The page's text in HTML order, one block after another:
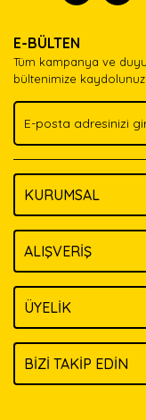
Ürün
Ürün bilgilerinde
Bu ürüne benzer
E-BÜLTEN
Tüm kampanya ve
bültenimize kaydolunuz.
KURUMSAL
ALIŞVERİŞ
ÜYELİK
BİZİ TAKİP EDİN